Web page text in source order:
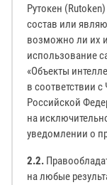
Рутокен
состав или
возможно ли их
использование
«Объекты
в соответствии
Российской
на
уведомлении о
2.2.
на любые